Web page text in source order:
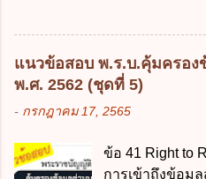
บัญญัติเงินคงคลั
กระทรวงการคลั
การรับเงิน การจ่
การนำเงินส่งคลั
สำรองจ่ายได้แห่
บาท ข. 50,000
ปฏิบัติการวิจัย
ต้องเกี่ยวกับกา
บุตร ก. ต้องเป็
ลาได้เพียงครั้ง
นับแต่วันที่คลอด
กันไม่เกิน 15 วั
เกิน 90 วัน ข. ล
แนวข้อสอบ พ.ร.บ.คุ้มครอ
พ.ศ. 2562 (ชุดที่ 5)
- กรกฎาคม 17, 2565
ข้อ 41 Right to
การเข้าถึงข้อมู